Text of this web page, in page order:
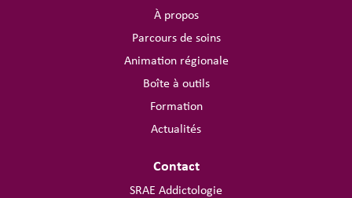
À propos
Parcours de soins
Animation régionale
Boîte à outils
Formation
Actualités
Contact
SRAE Addictologie